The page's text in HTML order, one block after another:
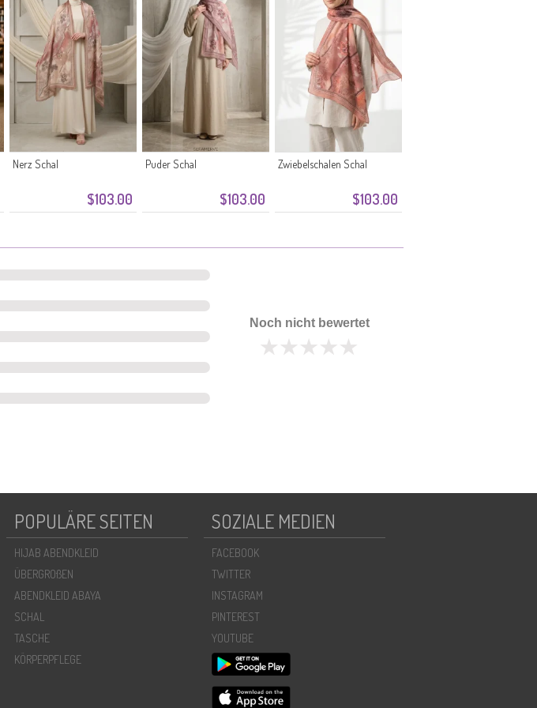
$103.00
Nerz Schal
$103.00
Puder Schal
$103.00
Zwiebelschalen Schal
Noch nicht bewertet
POPULÄRE SEITEN
HIJAB ABENDKLEID
ÜBERGROßEN
ABENDKLEID ABAYA
SCHAL
TASCHE
KÖRPERPFLEGE
SOZIALE MEDIEN
FACEBOOK
TWITTER
INSTAGRAM
PINTEREST
YOUTUBE